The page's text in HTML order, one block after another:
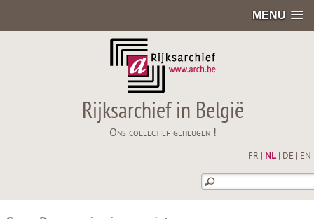
MENU
Rijksarchief in België
Ons collectief geheugen !
FR NL| DE EN